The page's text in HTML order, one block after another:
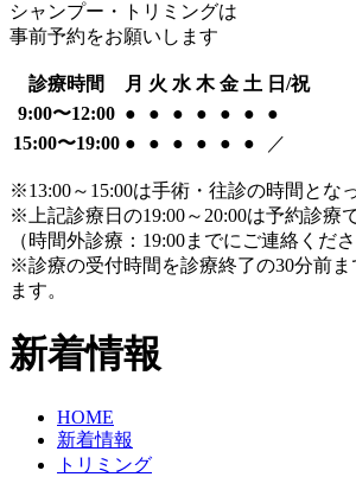
シャンプー・トリミングは
事前予約をお願いします
診療時間 月 火 水 木 金 土 日/祝
9:00〜12:00 ● ● ● ● ● ●
●
15:00〜19:00 ● ● ● ● ● ● ／
※13:00～15:00は手術・往診の時間とな
※上記診療日の19:00～20:00は予約診療で
（時間外診療：19:00までにご連絡くださ
※診療の受付時間を診療終了の30分前ま
ます。
新着情報
HOME
新着情報
トリミング